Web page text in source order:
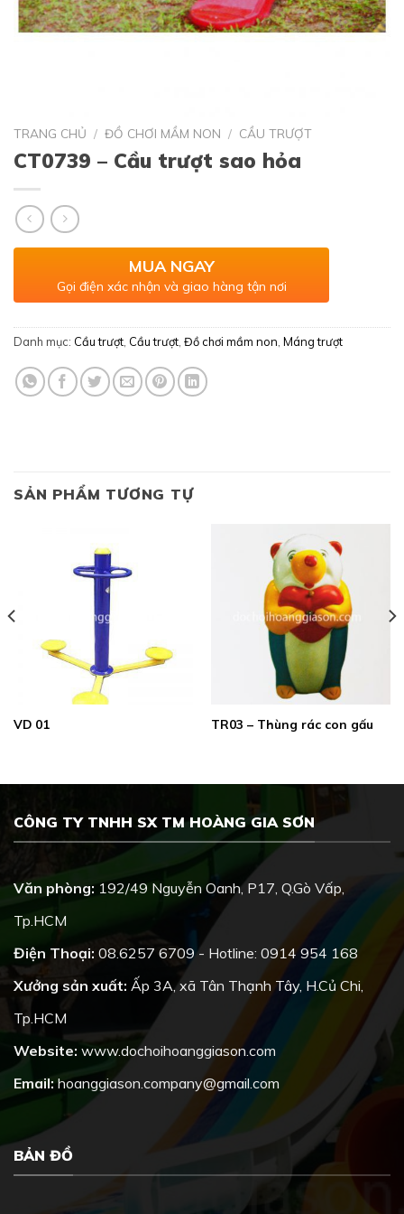
TRANG CHỦ / ĐỒ CHƠI MẦM NON / CẦU TRƯỢT
CT0739 – Cầu trượt sao hỏa
MUA NGAY
Gọi điện xác nhận và giao hàng tận nơi
Danh mục: Cầu trượt, Cầu trượt, Đồ chơi mầm non, Máng trượt
SẢN PHẨM TƯƠNG TỰ
VD 01 TR03 – Thùng rác con gấu
CÔNG TY TNHH SX TM HOÀNG GIA SƠN
Văn phòng: 192/49 Nguyễn Oanh, P17, Q.Gò Vấp,
Tp.HCM
Điện Thoại: 08.6257 6709 - Hotline: 0914 954 168
Xưởng sản xuất: Ấp 3A, xã Tân Thạnh Tây, H.Củ Chi,
Tp.HCM
Website: www.dochoihoanggiason.com
Email:hoanggiason.company@gmail.com
BẢN ĐỒ